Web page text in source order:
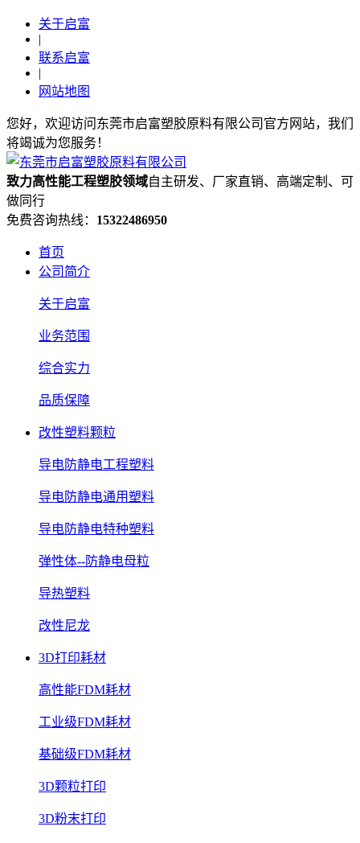
关于启富
|
联系启富
|
网站地图
您好，欢迎访问东莞市启富塑胶原料有限公司官方网站，我们
将竭诚为您服务！
致力高性能工程塑胶领域自主研发、厂家直销、高端定制、可
做同行
免费咨询热线： 15322486950
首页
公司简介
关于启富
业务范围
综合实力
品质保障
改性塑料颗粒
导电防静电工程塑料
导电防静电通用塑料
导电防静电特种塑料
弹性体--防静电母粒
导热塑料
改性尼龙
3D打印耗材
高性能FDM耗材
工业级FDM耗材
基础级FDM耗材
3D颗粒打印
3D粉末打印